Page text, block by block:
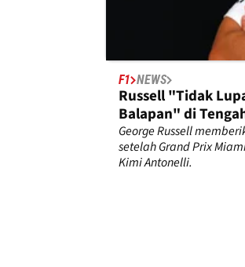
F1 NEWS
Russell "Tidak
Balapan" di
Antonelli
George Russell
setelah Grand Prix
Kimi Antonelli.